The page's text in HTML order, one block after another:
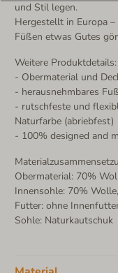
und Stil legen.
Hergestellt in Europa
Füßen etwas Gutes
Weitere Produktdetails:
- Obermaterial und
- herausnehmbares
- rutschfeste und
Naturfarbe (abriebfest)
- 100% designed and
Obermaterial: 70%
Innensohle: 70%
Futter: ohne
Sohle: Naturkautschuk